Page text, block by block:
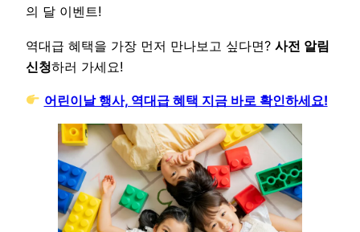
의 달 이벤트!
역대급 혜택을 가장 먼저 만나보고 싶다면? 사전 알림
신청하러 가세요!
어린이날 행사, 역대급 혜택 지금 바로 확인하세요!